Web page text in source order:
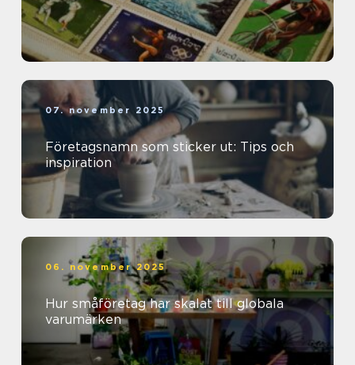
07. november 2025
Företagsnamn som sticker ut: Tips och
inspiration
06. november 2025
Hur småföretag har skalat till globala
varumärken